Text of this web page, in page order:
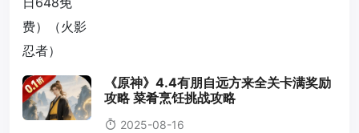
《原神》4.4有朋自远方来全关卡满奖励
攻略 菜肴烹饪挑战攻略
2025-08-16